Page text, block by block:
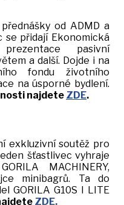
od ADMD a
se přidají Ekonomická
pasivní
a další. Dojde i na
fondu životního
na úsporné bydlení.
najdete ZDE.
exkluzivní soutěž pro
šťastlivec vyhraje
MACHINERY,
minibagrů. Ta do
GORILA G10S I LITE
ZDE.